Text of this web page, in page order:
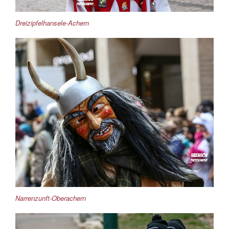
Dreizipfelhansele-Achern
Narrenzunft-Oberachern